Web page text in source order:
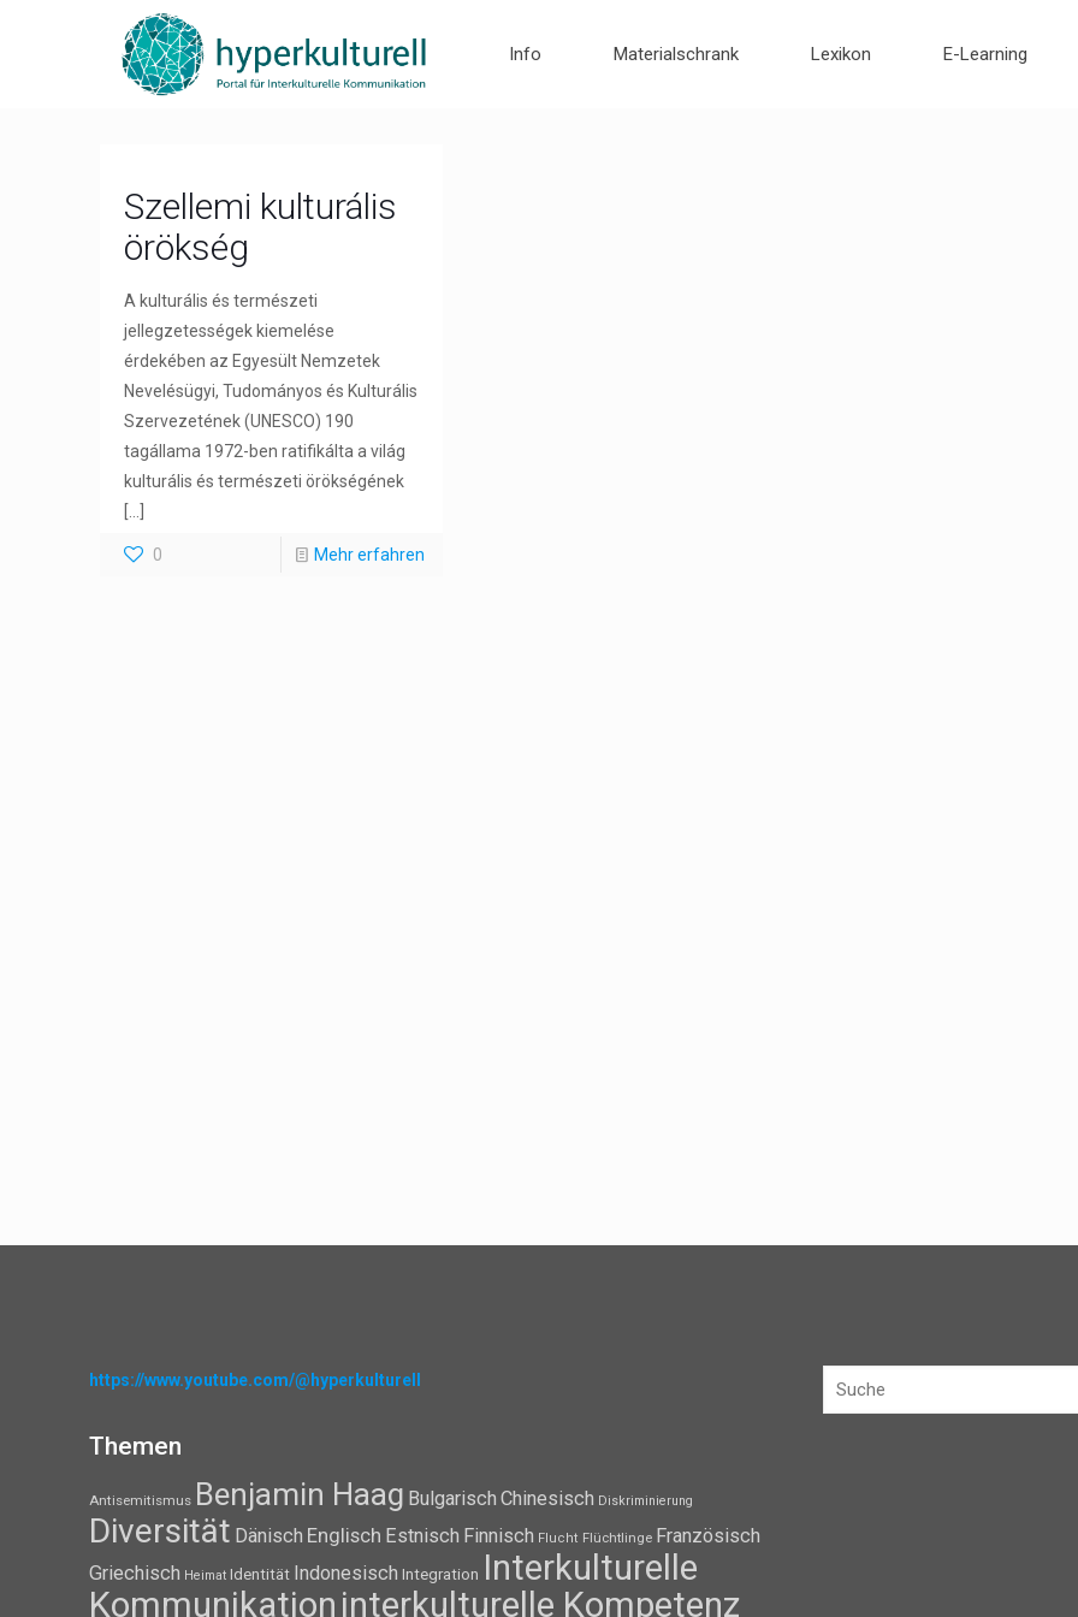
Info Materialschrank Lexikon E-Learning
Szellemi kulturális
örökség
A kulturális és természeti
jellegzetességek kiemelése
érdekében az Egyesült Nemzetek
Nevelésügyi, Tudományos és Kulturális
Szervezetének (UNESCO) 190
tagállama 1972-ben ratifikálta a világ
kulturális és természeti örökségének
0 Mehr erfahren
https://www.youtube.com/@hyperkulturell
Themen
Antisemitismus Benjamin Haag Bulgarisch Chinesisch Diskriminierung
Diversität Dänisch Englisch Estnisch Finnisch Flucht Flüchtlinge Französisch
Griechisch Heimat Identität Indonesisch Integration Interkulturelle
Kommunikation interkulturelle Kompetenz